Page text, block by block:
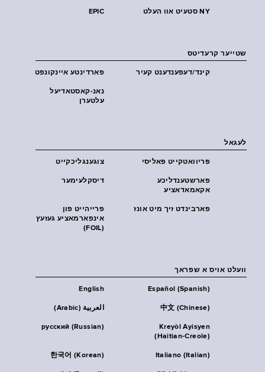
EPIC NY סטעיט אוו העלט
שטייער קרעדיטס
פארדינטע איינקונפט קינד/דעפענדענט קעיר
נאנ-קאסטאדיעל
עלטערן
לעגאל
צוגענגליכקייט פּריוואטקייט פּאליסי
דיסקלעימער
פארשטענדליכע
אקאמאדאציע
פרייהייט פון
אינפארמאציע געזעץ
(FOIL)
פארבינדט זיך מיט אונז
וועלט אויס א שפראך
English Español (Spanish)
العربية (Arabic) 中文 (Chinese)
русский (Russian)
Kreyòl Ayisyen
(Haitian-Creole)
한국어 (Korean) Italiano (Italian)